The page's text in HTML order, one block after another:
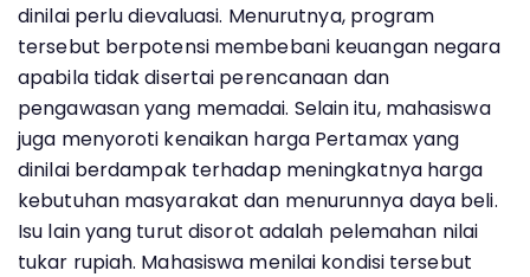
dinilai perlu dievaluasi. Menurutnya, program
tersebut berpotensi membebani keuangan negara
apabila tidak disertai perencanaan dan
pengawasan yang memadai. Selain itu, mahasiswa
juga menyoroti kenaikan harga Pertamax yang
dinilai berdampak terhadap meningkatnya harga
kebutuhan masyarakat dan menurunnya daya beli.
Isu lain yang turut disorot adalah pelemahan nilai
tukar rupiah. Mahasiswa menilai kondisi tersebut